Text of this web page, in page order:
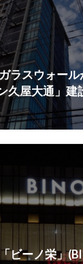
ラスウォー
久屋大通」
ビーノ栄」